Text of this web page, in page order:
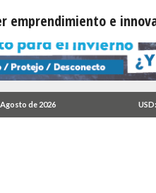
de 2026
emprendimiento e
por fortalecer